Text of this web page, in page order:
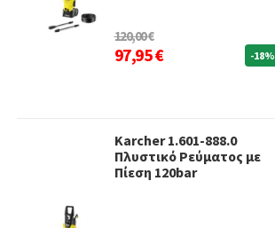
97,95 €
120,00 €
-18%
Karcher 1.601-888.0
Πλυστικό Ρεύματος με
Πίεση 120bar